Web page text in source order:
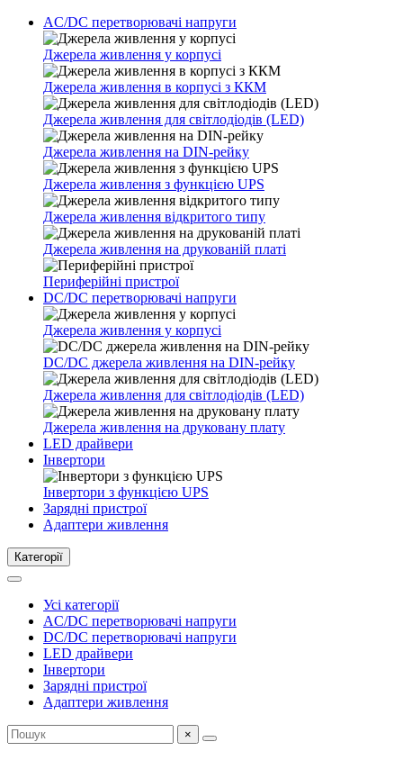
AC/DC перетворювачі напруги
Джерела живлення у корпусі
Джерела живлення в корпусі з ККМ
Джерела живлення для світлодіодів (LED)
Джерела живлення на DIN-рейку
Джерела живлення з функцією UPS
Джерела живлення відкритого типу
Джерела живлення на друкованій платі
Периферійні пристрої
DC/DC перетворювачі напруги
Джерела живлення у корпусі
DC/DC джерела живлення на DIN-рейку
Джерела живлення для світлодіодів (LED)
Джерела живлення на друковану плату
LED драйвери
Інвертори
Інвертори з функцією UPS
Зарядні пристрої
Адаптери живлення
Категорії
Усі категорії
AC/DC перетворювачі напруги
DC/DC перетворювачі напруги
LED драйвери
Інвертори
Зарядні пристрої
Адаптери живлення
×